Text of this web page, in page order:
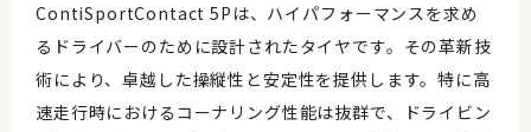
ContiSportContact 5Pは、ハイパフォーマンスを求め
るドライバーのために設計されたタイヤです。その革新技
術により、卓越した操縦性と安定性を提供します。特に高
速走行時におけるコーナリング性能は抜群で、ドライビン